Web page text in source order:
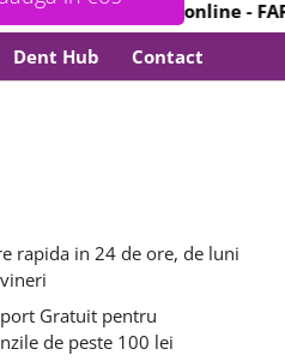
inRATEcu card online -FARA
Dent Hub Contact
rapida in 24 de ore, de luni
Gratuit pentru
de peste 100 lei